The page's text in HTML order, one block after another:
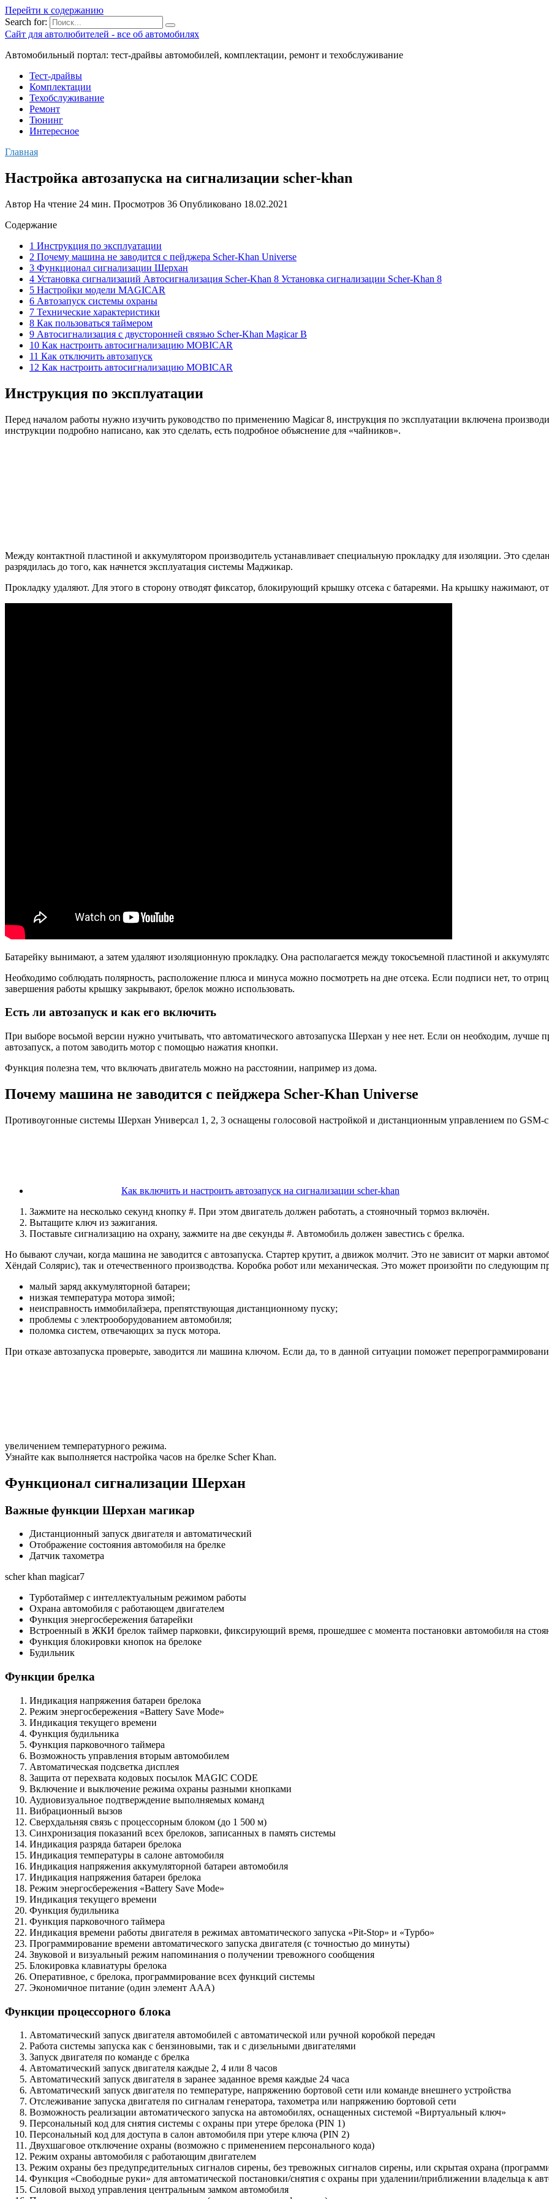
Перейти к содержанию
Search for:
Сайт для автолюбителей - все об автомобилях
Автомобильный портал: тест-драйвы автомобилей, комплектации, ремонт и техобслуживание
Тест-драйвы
Комплектации
Техобслуживание
Ремонт
Тюнинг
Интересное
Главная
Настройка автозапуска на сигнализации scher-khan
Автор На чтение 24 мин. Просмотров 36 Опубликовано 18.02.2021
Содержание
1 Инструкция по эксплуатации
2 Почему машина не заводится с пейджера Scher-Khan Universe
3 Функционал сигнализации Шерхан
4 Установка сигнализаций Автосигнализация Scher-Khan 8 Установка сигнализации Scher-Khan 8
5 Настройки модели MAGICAR
6 Автозапуск системы охраны
7 Технические характеристики
8 Как пользоваться таймером
9 Автосигнализация с двусторонней связью Scher-Khan Magicar B
10 Как настроить автосигнализацию MOBICAR
11 Как отключить автозапуск
12 Как настроить автосигнализацию MOBICAR
Инструкция по эксплуатации
Перед началом работы нужно изучить руководство по применению Magicar 8, инструкция по эксплуатации включена
инструкции подробно написано, как это сделать, есть подробное объяснение для «чайников».
Между контактной пластиной и аккумулятором производитель устанавливает специальную прокладку для изоляции. Это
разрядилась до того, как начнется эксплуатация системы Маджикар.
Прокладку удаляют. Для этого в сторону отводят фиксатор, блокирующий крышку отсека с батареями. На крышку нажимают,
Батарейку вынимают, а затем удаляют изоляционную прокладку. Она располагается между токосъемной пластиной и
Необходимо соблюдать полярность, расположение плюса и минуса можно посмотреть на дне отсека. Если подписи нет, то
завершения работы крышку закрывают, брелок можно использовать.
Есть ли автозапуск и как его включить
При выборе восьмой версии нужно учитывать, что автоматического автозапуска Шерхан у нее нет. Если он необходим,
автозапуск, а потом заводить мотор с помощью нажатия кнопки.
Функция полезна тем, что включать двигатель можно на расстоянии, например из дома.
Почему машина не заводится с пейджера Scher-Khan Universe
Противоугонные системы Шерхан Универсал 1, 2, 3 оснащены голосовой настройкой и дистанционным управлением по GSM-
Как включить и настроить автозапуск на сигнализации scher-khan
Зажмите на несколько секунд кнопку #. При этом двигатель должен работать, а стояночный тормоз включён.
Вытащите ключ из зажигания.
Поставьте сигнализацию на охрану, зажмите на две секунды #. Автомобиль должен завестись с брелка.
Но бывают случаи, когда машина не заводится с автозапуска. Стартер крутит, а движок молчит. Это не зависит от марки
Хёндай Солярис), так и отечественного производства. Коробка робот или механическая. Это может произойти по следующим
малый заряд аккумуляторной батареи;
низкая температура мотора зимой;
неисправность иммобилайзера, препятствующая дистанционному пуску;
проблемы с электрооборудованием автомобиля;
поломка систем, отвечающих за пуск мотора.
При отказе автозапуска проверьте, заводится ли машина ключом. Если да, то в данной ситуации поможет
увеличением температурного режима.
Узнайте как выполняется настройка часов на брелке Scher Khan.
Функционал сигнализации Шерхан
Важные функции Шерхан магикар
Дистанционный запуск двигателя и автоматический
Отображение состояния автомобиля на брелке
Датчик тахометра
scher khan magicar7
Турботаймер с интеллектуальным режимом работы
Охрана автомобиля с работающем двигателем
Функция энергосбережения батарейки
Встроенный в ЖКИ брелок таймер парковки, фиксирующий время, прошедшее с момента постановки автомобиля на
Функция блокировки кнопок на брелоке
Будильник
Функции брелка
Индикация напряжения батареи брелока
Режим энергосбережения «Battery Save Mode»
Индикация текущего времени
Функция будильника
Функция парковочного таймера
Возможность управления вторым автомобилем
Автоматическая подсветка дисплея
Защита от перехвата кодовых посылок MAGIC CODE
Включение и выключение режима охраны разными кнопками
Аудиовизуальное подтверждение выполняемых команд
Вибрационный вызов
Сверхдальняя связь с процессорным блоком (до 1 500 м)
Синхронизация показаний всех брелоков, записанных в память системы
Индикация разряда батареи брелока
Индикация температуры в салоне автомобиля
Индикация напряжения аккумуляторной батареи автомобиля
Индикация напряжения батареи брелока
Режим энергосбережения «Battery Save Mode»
Индикация текущего времени
Функция будильника
Функция парковочного таймера
Индикация времени работы двигателя в режимах автоматического запуска «Pit-Stop» и «Турбо»
Программирование времени автоматического запуска двигателя (с точностью до минуты)
Звуковой и визуальный режим напоминания о получении тревожного сообщения
Блокировка клавиатуры брелока
Оперативное, с брелока, программирование всех функций системы
Экономичное питание (один элемент ААА)
Функции процессорного блока
Автоматический запуск двигателя автомобилей с автоматической или ручной коробкой передач
Работа системы запуска как с бензиновыми, так и с дизельными двигателями
Запуск двигателя по команде с брелка
Автоматический запуск двигателя каждые 2, 4 или 8 часов
Автоматический запуск двигателя в заранее заданное время каждые 24 часа
Автоматический запуск двигателя по температуре, напряжению бортовой сети или команде внешнего устройства
Отслеживание запуска двигателя по сигналам генератора, тахометра или напряжению бортовой сети
Возможность реализации автоматического запуска на автомобилях, оснащенных системой «Виртуальный ключ»
Персональный код для снятия системы с охраны при утере брелока (PIN 1)
Персональный код для доступа в салон автомобиля при утере ключа (PIN 2)
Двухшаговое отключение охраны (возможно с применением персонального кода)
Режим охраны автомобиля с работающим двигателем
Режим охраны без предупредительных сигналов сирены, без тревожных сигналов сирены, или скрытая охрана
Функция «Свободные руки» для автоматической постановки/снятия с охраны при удалении/приближении владельца к
Силовой выход управления центральным замком автомобиля